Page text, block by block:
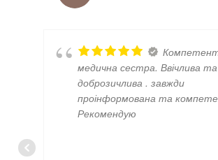
медична сестра. Ввічлива та
доброзичлива . завжди
проінформована та
Рекомендую